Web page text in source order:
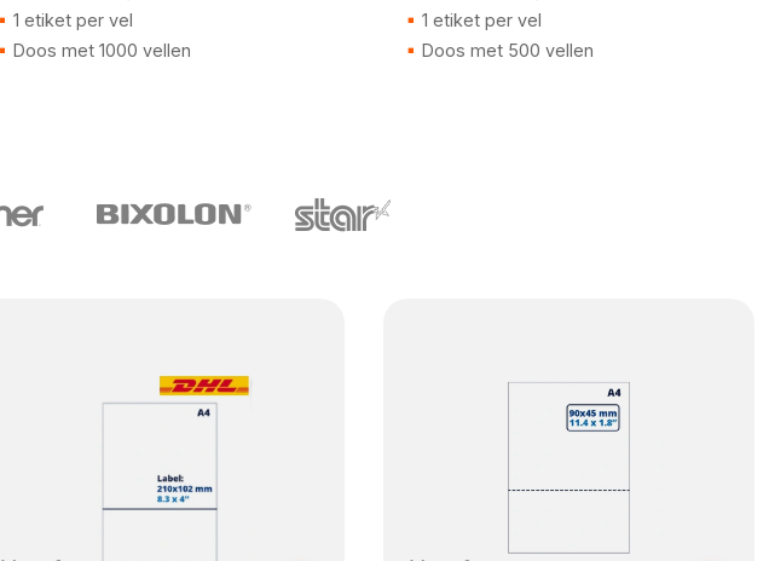
1 etiket per vel
Doos met 1000 vellen
1 etiket per vel
Doos met 500 vellen